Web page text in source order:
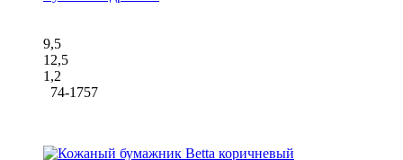
9,5
12,5
1,2
74-1757